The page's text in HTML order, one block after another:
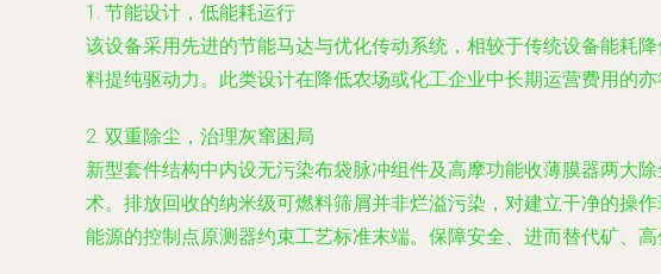
1. 节能设计，低能耗运行
该设备采用先进的节能马达与优化传动系统，相较于传统设备能耗
料提纯驱动力。此类设计在降低农场或化工企业中长期运营费用的
2. 双重除尘，治理灰窜困局
新型套件结构中内设无污染布袋脉冲组件及高摩功能收薄膜器两大
术。排放回收的纳米级可燃料筛屑并非烂溢污染，对建立干净的操
能源的控制点原测器约束工艺标准末端。保障安全、进而替代矿、